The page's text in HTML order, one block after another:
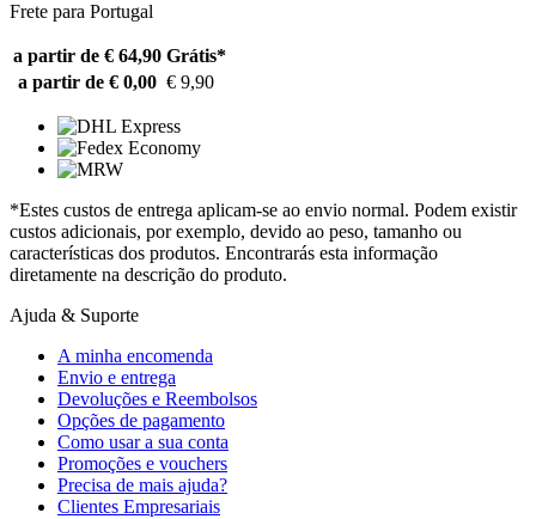
Frete para Portugal
a partir de € 64,90 Grátis*
a partir de € 0,00 € 9,90
*Estes custos de entrega aplicam-se ao envio normal. Podem existir
custos adicionais, por exemplo, devido ao peso, tamanho ou
características dos produtos. Encontrarás esta informação
diretamente na descrição do produto.
Ajuda & Suporte
A minha encomenda
Envio e entrega
Devoluções e Reembolsos
Opções de pagamento
Como usar a sua conta
Promoções e vouchers
Precisa de mais ajuda?
Clientes Empresariais